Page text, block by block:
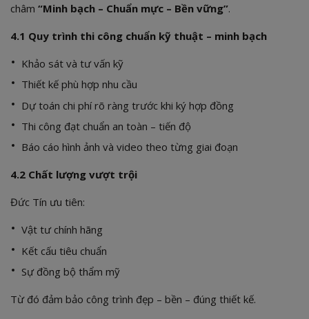
châm “Minh bạch – Chuẩn mực – Bền vững”.
4.1 Quy trình thi công chuẩn kỹ thuật – minh bạch
Khảo sát và tư vấn kỹ
Thiết kế phù hợp nhu cầu
Dự toán chi phí rõ ràng trước khi ký hợp đồng
Thi công đạt chuẩn an toàn – tiến độ
Báo cáo hình ảnh và video theo từng giai đoạn
4.2 Chất lượng vượt trội
Đức Tín ưu tiên:
Vật tư chính hãng
Kết cấu tiêu chuẩn
Sự đồng bộ thẩm mỹ
Từ đó đảm bảo công trình đẹp – bền – đúng thiết kế.